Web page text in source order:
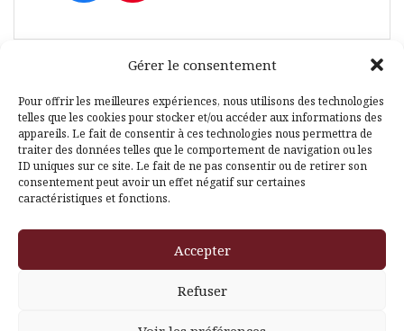
Gérer le consentement
Pour offrir les meilleures expériences, nous utilisons des technologies
telles que les cookies pour stocker et/ou accéder aux informations des
appareils. Le fait de consentir à ces technologies nous permettra de
traiter des données telles que le comportement de navigation ou les
ID uniques sur ce site. Le fait de ne pas consentir ou de retirer son
consentement peut avoir un effet négatif sur certaines
caractéristiques et fonctions.
Accepter
Refuser
Fièrement propulsé par WordPress|ThèmeAmadeuspar
Themeisle